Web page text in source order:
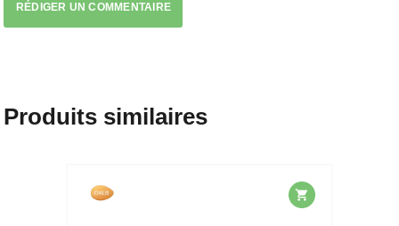
RÉDIGER UN COMMENTAIRE
Produits similaires